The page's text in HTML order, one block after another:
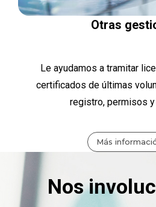
Otras
Le ayudamos a tramitar
certificados de últimas
registro, permisos y
Más
Nos